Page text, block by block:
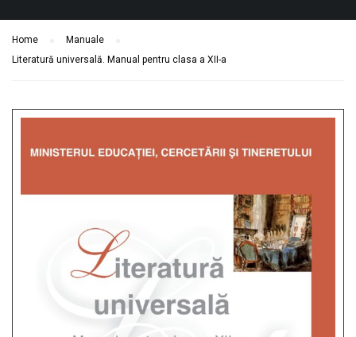
Home
Manuale
Literatură universală. Manual pentru clasa a XII-a